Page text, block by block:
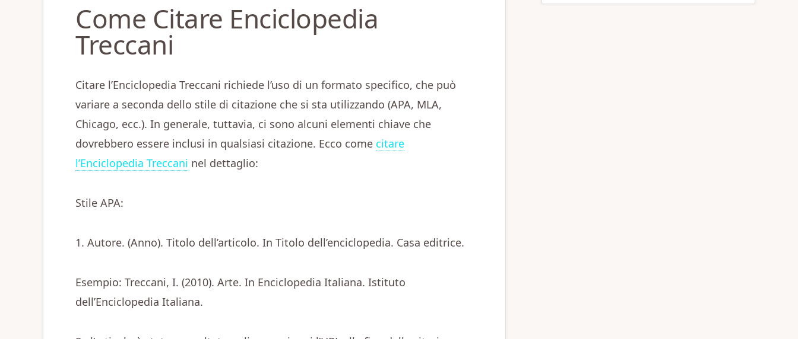
Come Citare Enciclopedia
Treccani
Citare l’Enciclopedia Treccani richiede l’uso di un formato specifico, che può
variare a seconda dello stile di citazione che si sta utilizzando (APA, MLA,
Chicago, ecc.). In generale, tuttavia, ci sono alcuni elementi chiave che
dovrebbero essere inclusi in qualsiasi citazione. Ecco come citare
l’Enciclopedia Treccani nel dettaglio:
Stile APA:
1. Autore. (Anno). Titolo dell’articolo. In Titolo dell’enciclopedia. Casa editrice.
Esempio: Treccani, I. (2010). Arte. In Enciclopedia Italiana. Istituto
dell’Enciclopedia Italiana.